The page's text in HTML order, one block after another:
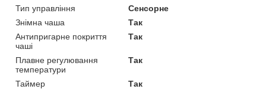
Тип управління
Сенсорне
Знімна чаша
Так
Антипригарне покриття
чаші
Так
Плавне регулювання
температури
Так
Таймер
Так